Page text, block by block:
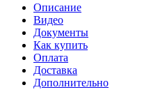
Описание
Видео
Документы
Как купить
Оплата
Доставка
Дополнительно